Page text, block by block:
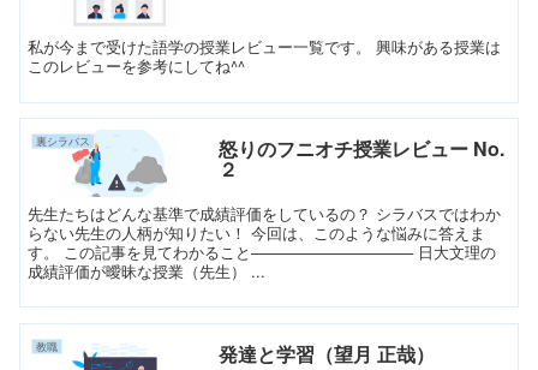
私が今まで受けた語学の授業レビュー一覧です。 興味がある授業は
このレビューを参考にしてね^^
裏シラバス 怒りのフニオチ授業レビュー No.
２
先生たちはどんな基準で成績評価をしているの？ シラバスではわか
らない先生の人柄が知りたい！ 今回は、このような悩みに答えま
す。 この記事を見てわかること─────────────── 日大文理の
成績評価が曖昧な授業（先生） ...
教職 発達と学習（望月 正哉）